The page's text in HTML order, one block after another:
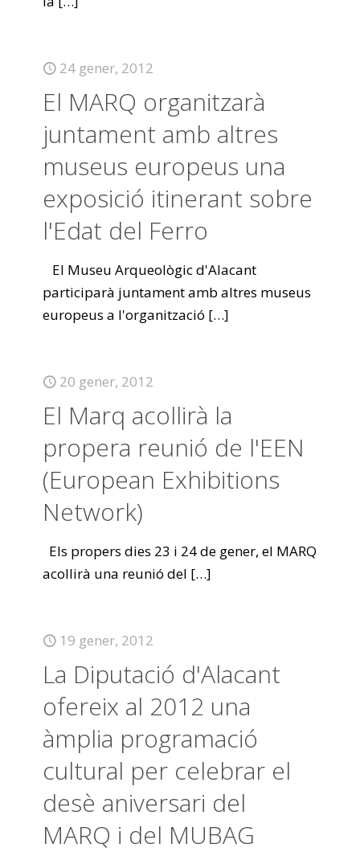
24 gener, 2012
El MARQ organitzarà
juntament amb altres
museus europeus una
exposició itinerant sobre
l'Edat del Ferro
El Museu Arqueològic d'Alacant
participarà juntament amb altres museus
europeus a l'organització […]
20 gener, 2012
El Marq acollirà la
propera reunió de l'EEN
(European Exhibitions
Network)
Els propers dies 23 i 24 de gener, el MARQ
acollirà una reunió del […]
19 gener, 2012
La Diputació d'Alacant
ofereix al 2012 una
àmplia programació
cultural per celebrar el
desè aniversari del
MARQ i del MUBAG